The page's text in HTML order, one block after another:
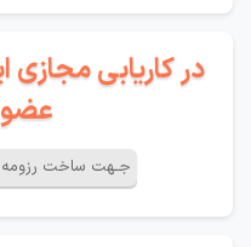
در کاریابی مجازی
جـهت ساخت رزومه